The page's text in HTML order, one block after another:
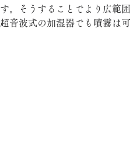
す。そうすることでより広範
超音波式の加湿器でも噴霧は